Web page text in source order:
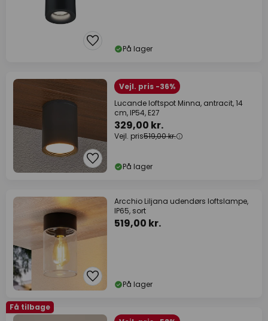
På lager
Vejl. pris -36%
Lucande loftspot Minna, antracit, 14
cm, IP54, E27
329,00 kr.
Vejl. pris519,00 kr.
På lager
Arcchio Liljana udendørs loftslampe,
IP65, sort
519,00 kr.
På lager
Få tilbage